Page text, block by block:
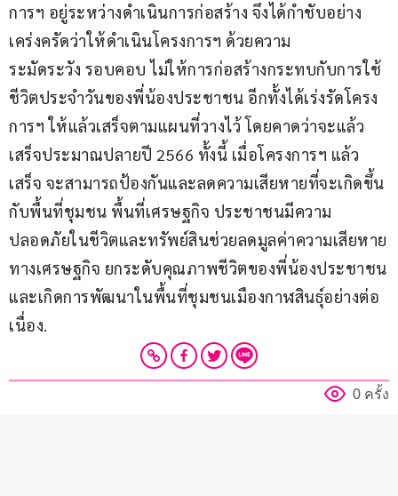
การฯ อยู่ระหว่างดำเนินการก่อสร้าง จึงได้กำชับอย่าง
เคร่งครัดว่าให้ดำเนินโครงการฯ ด้วยความ
ระมัดระวัง รอบคอบ ไม่ให้การก่อสร้างกระทบกับการใช้
ชีวิตประจำวันของพี่น้องประชาชน อีกทั้งได้เร่งรัดโครง
การฯ ให้แล้วเสร็จตามแผนที่วางไว้ โดยคาดว่าจะแล้ว
เสร็จประมาณปลายปี 2566 ทั้งนี้ เมื่อโครงการฯ แล้ว
เสร็จ จะสามารถป้องกันและลดความเสียหายที่จะเกิดขึ้น
กับพื้นที่ชุมชน พื้นที่เศรษฐกิจ ประชาชนมีความ
ปลอดภัยในชีวิตและทรัพย์สินช่วยลดมูลค่าความเสียหาย
ทางเศรษฐกิจ ยกระดับคุณภาพชีวิตของพี่น้องประชาชน
และเกิดการพัฒนาในพื้นที่ชุมชนเมืองกาฬสินธุ์อย่างต่อ
เนื่อง.
0 ครั้ง